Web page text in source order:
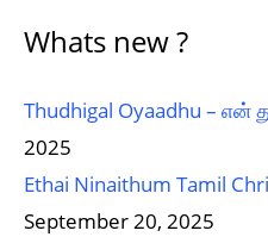
Whats new ?
Thudhigal Oyaadhu – என்
2025
Ethai Ninaithum Tamil
September 20, 2025